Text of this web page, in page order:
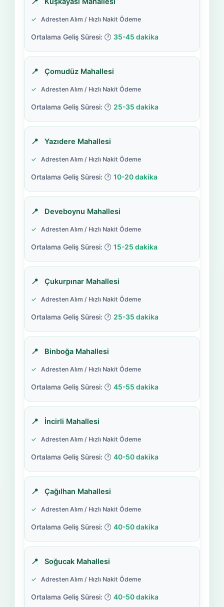
Adresten Alım / Hızlı Nakit Ödeme
35-45 dakika
Çomudüz Mahallesi
Adresten Alım / Hızlı Nakit Ödeme
25-35 dakika
Yazıdere Mahallesi
Adresten Alım / Hızlı Nakit Ödeme
10-20 dakika
Deveboynu Mahallesi
Adresten Alım / Hızlı Nakit Ödeme
15-25 dakika
Çukurpınar Mahallesi
Adresten Alım / Hızlı Nakit Ödeme
25-35 dakika
Binboğa Mahallesi
Adresten Alım / Hızlı Nakit Ödeme
45-55 dakika
İncirli Mahallesi
Adresten Alım / Hızlı Nakit Ödeme
40-50 dakika
Çağılhan Mahallesi
Adresten Alım / Hızlı Nakit Ödeme
40-50 dakika
Soğucak Mahallesi
Adresten Alım / Hızlı Nakit Ödeme
40-50 dakika